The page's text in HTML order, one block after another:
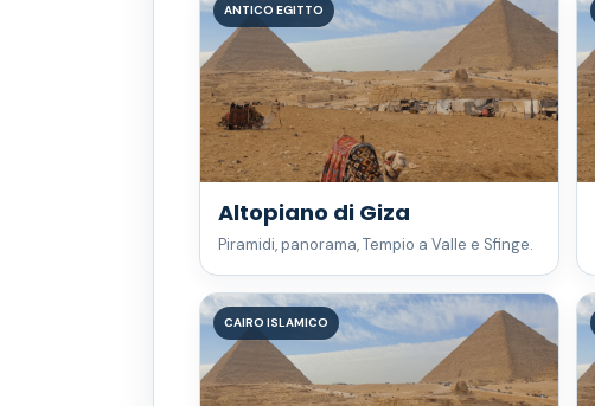
ANTICO EGITTO
Altopiano di Giza
Piramidi, panorama, Tempio a Valle e Sfinge.
CAIRO ISLAMICO